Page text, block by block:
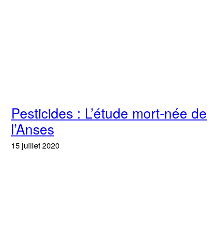
Pesticides : L’étude mort-née de
l’Anses
15 juillet 2020